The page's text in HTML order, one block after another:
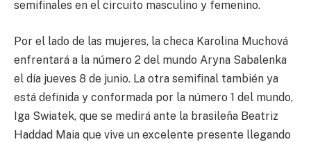
semifinales en el circuito masculino y femenino.
Por el lado de las mujeres, la checa Karolina Muchová
enfrentará a la número 2 del mundo Aryna Sabalenka
el día jueves 8 de junio. La otra semifinal también ya
está definida y conformada por la número 1 del mundo,
Iga Swiatek, que se medirá ante la brasileña Beatriz
Haddad Maia que vive un excelente presente llegando